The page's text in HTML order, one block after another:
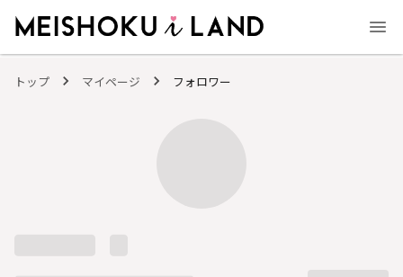
トップ マイページ フォロワー